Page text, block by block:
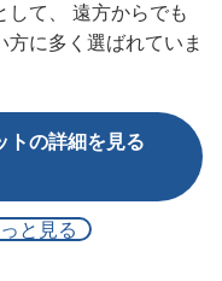
して、 遠方からでも
に多く選ばれていま
トの詳細を見る
と見る